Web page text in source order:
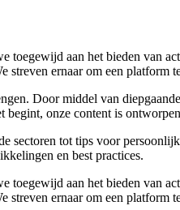
aan het bieden van
ernaar om een platform
Door middel van
onze content is
sectoren tot tips voor
en best practices.
aan het bieden van
ernaar om een platform